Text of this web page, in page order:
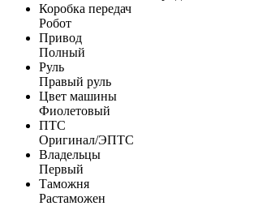
Коробка передач
Робот
Привод
Полный
Руль
Правый руль
Цвет машины
Фиолетовый
ПТС
Оригинал/ЭПТС
Владельцы
Первый
Таможня
Растаможен